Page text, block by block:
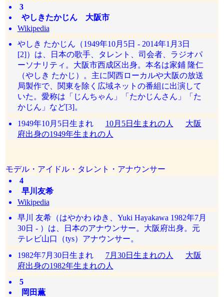
3
やしきたかじん 大阪市
Wikipedia
やしき たかじん（1949年10月5日 - 2014年1月3日
[2]）は、日本の歌手、タレント、司会者、ラジオパ
ーソナリティ。大阪市西成区出身。本名は家鋪 隆仁
（やしき たかじ）。主に関西ローカルや大阪の放送
局製作で、関東を除く広域ネットの番組に出演して
いた。愛称は「じんちゃん」「たかじんさん」「た
かじん」など[3]。
1949年10月5日生まれ 10月5日生まれの人
大阪
府出身の1949年生まれの人
モデル・アイドル・タレント・アナウンサー
4
早川友希
Wikipedia
早川 友希（はやかわ ゆき、Yuki Hayakawa 1982年7月
30日 - ）は、日本のアナウンサー。大阪府出身。元
テレビ山口（tys）アナウンサー。
1982年7月30日生まれ 7月30日生まれの人
大阪
府出身の1982年生まれの人
5
岡田薫